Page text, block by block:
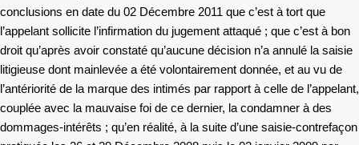
conclusions en date du 02 Décembre 2011 que c’est à tort que
l’appelant sollicite l’infirmation du jugement attaqué ; que c’est à bon
droit qu’après avoir constaté qu’aucune décision n’a annulé la saisie
litigieuse dont mainlevée a été volontairement donnée, et au vu de
l’antériorité de la marque des intimés par rapport à celle de l’appelant,
couplée avec la mauvaise foi de ce dernier, la condamner à des
dommages-intérêts ; qu’en réalité, à la suite d’une saisie-contrefaçon